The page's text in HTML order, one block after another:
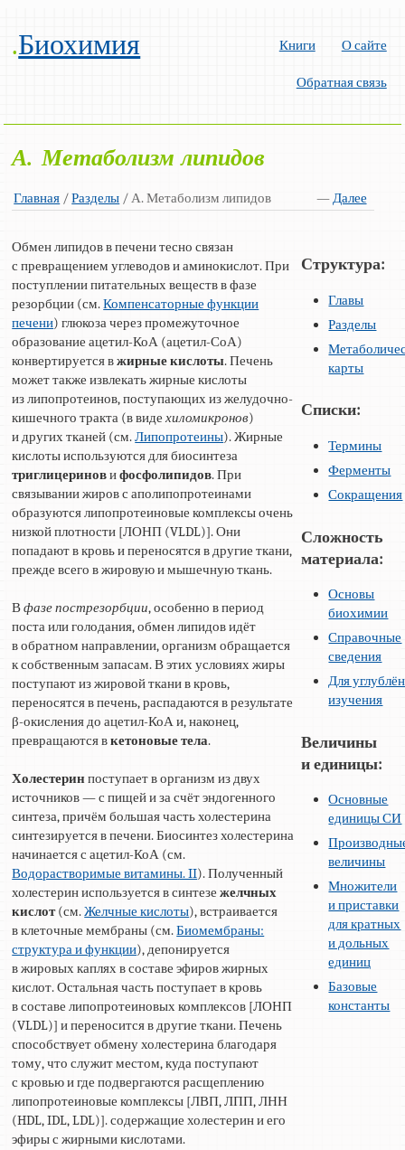
.Биохимия Книги О сайте
Обратная связь
А. Метаболизм липидов
Главная / —Далее
Разделы / А. Метаболизм липидов
Обмен липидов в печени тесно связан
с превращением углеводов и аминокислот. При
поступлении питательных веществ в фазе
резорбции (см.Компенсаторные функции
печени) глюкоза через промежуточное
образование ацетил-КоА (ацетил-СоА)
конвертируется вжирные кислоты. Печень
может также извлекать жирные кислоты
из липопротеинов, поступающих из желудочно-
кишечного тракта (в видехиломикронов)
и других тканей (см.Липопротеины). Жирные
кислоты используются для биосинтеза
триглицериновифосфолипидов. При
связывании жиров с аполипопротеинами
образуются липопротеиновые комплексы очень
низкой плотности [ЛОНП (VLDL)]. Они
попадают в кровь и переносятся в другие ткани,
прежде всего в жировую и мышечную ткань.
Вфазе пострезорбции, особенно в период
поста или голодания, обмен липидов идёт
в обратном направлении, организм обращается
к собственным запасам. В этих условиях жиры
поступают из жировой ткани в кровь,
переносятся в печень, распадаются в результате
β-окисления до ацетил-КоА и, наконец,
превращаются вкетоновые тела.
Холестеринпоступает в организм из двух
источников — с пищей и за счёт эндогенного
синтеза, причём большая часть холестерина
синтезируется в печени. Биосинтез холестерина
начинается с ацетил-КоА (см.
Водорастворимые витамины. II). Полученный
холестерин используется в синтезежелчных
кислот(см.Желчные кислоты), встраивается
в клеточные мембраны (см.Биомембраны:
структура и функции), депонируется
в жировых каплях в составе эфиров жирных
кислот. Остальная часть поступает в кровь
в составе липопротеиновых комплексов [ЛОНП
(VLDL)] и переносится в другие ткани. Печень
способствует обмену холестерина благодаря
тому, что служит местом, куда поступают
с кровью и где подвергаются расщеплению
липопротеиновые комплексы [ЛВП, ЛПП, ЛНН
(HDL, IDL, LDL)]. содержащие холестерин и его
эфиры с жирными кислотами.
Структура:
Главы
Разделы
карты
Списки:
Термины
Ферменты
Сокращения
Сложность
материала:
Основы
биохимии
Справочные
сведения
Для
изучения
Величины
и единицы:
Основные
единицы СИ
величины
Множители
и приставки
для кратных
и дольных
единиц
Базовые
константы